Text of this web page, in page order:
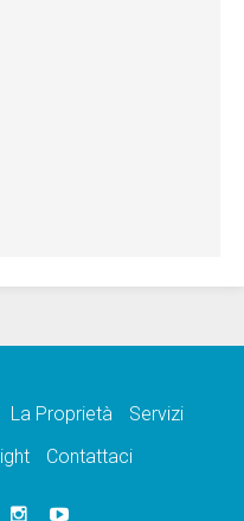
La Proprietà
Servizi
Contattaci